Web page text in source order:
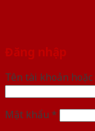
Đăng nhập
Tên tài khoản
Mật khẩu *